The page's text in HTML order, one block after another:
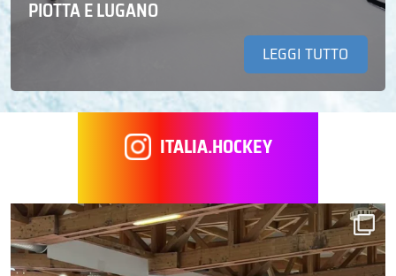
PIOTTA E LUGANO
LEGGI TUTTO
ITALIA.HOCKEY